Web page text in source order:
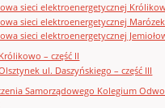
sieci elektroenergetycznej
sieci elektroenergetycznej Marózek
sieci elektroenergetycznej
– część II
ul. Daszyńskiego – część III
Samorządowego Kolegium